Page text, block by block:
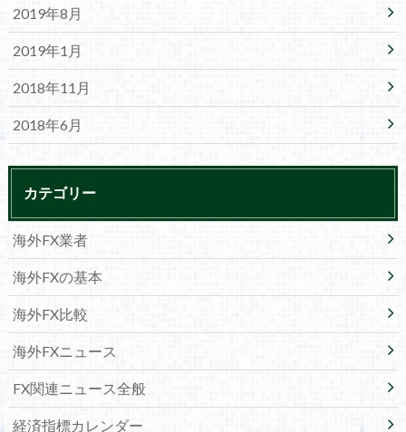
2019年8月
2019年1月
2018年11月
2018年6月
カテゴリー
海外FX業者
海外FXの基本
海外FX比較
海外FXニュース
FX関連ニュース全般
経済指標カレンダー